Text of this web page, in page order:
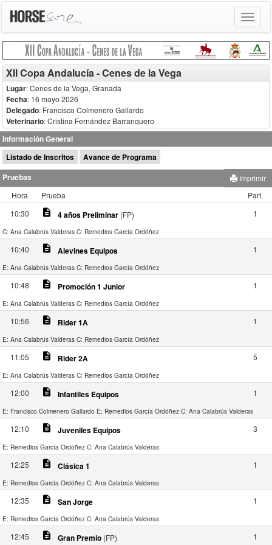
Toggle
XII Copa Andalucía - Cenes de la Vega
Lugar: Cenes de la Vega, Granada
Fecha: 16 mayo 2026
Delegado: Francisco Colmenero Gallardo
Veterinario:Cristina Fernández Barranquero
Información General
Listado de Inscritos
Avance de Programa
Pruebas
Imprimir
Hora
Prueba
Part.
10:30
description 4 años Preliminar (FP) 1
C: Ana Calabrús Valderas C: Remedios García Ordóñez
10:40 description Alevines Equipos 1
E: Ana Calabrús Valderas C: Remedios García Ordóñez
10:48 description Promoción 1 Junior 1
E: Ana Calabrús Valderas C: Remedios García Ordóñez
10:56 description Rider 1A 1
E: Ana Calabrús Valderas C: Remedios García Ordóñez
11:05 description Rider 2A 5
E: Ana Calabrús Valderas C: Remedios García Ordóñez
12:00 description Infantiles Equipos 1
E: Francisco Colmenero Gallardo E: Remedios García Ordóñez C: Ana Calabrús Valderas
12:10 description Juveniles Equipos 3
E: Remedios García Ordóñez C: Ana Calabrús Valderas
12:25 description Clásica 1 1
E: Remedios García Ordóñez C: Ana Calabrús Valderas
12:35 description San Jorge 1
E: Remedios García Ordóñez C: Ana Calabrús Valderas
12:45 description Gran Premio (FP) 1